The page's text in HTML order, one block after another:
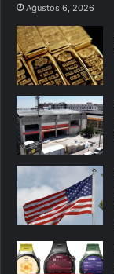
Ağustos 6, 2026